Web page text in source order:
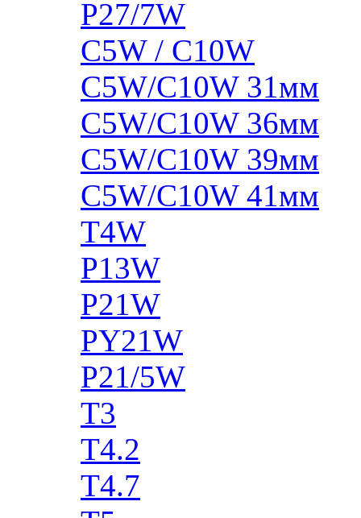
P27/7W
C5W / C10W
C5W/C10W 31мм
C5W/C10W 36мм
C5W/C10W 39мм
C5W/C10W 41мм
T4W
P13W
P21W
PY21W
P21/5W
T3
T4.2
T4.7